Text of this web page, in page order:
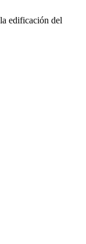
edificación del